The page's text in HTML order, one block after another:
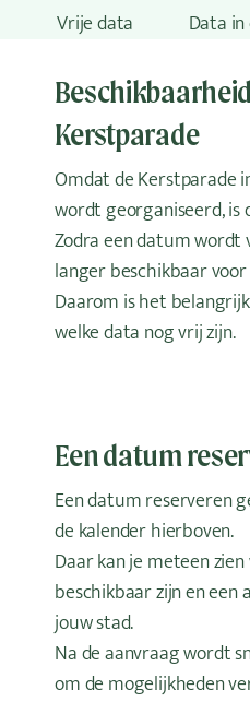
Vrije data Data
Kerstparade
Omdat de Kerstparade
wordt georganiseerd, is
Zodra een datum wordt
langer beschikbaar
Daarom is het
welke data nog vrij zijn.
Een datum
Een datum reserveren
de kalender hierboven.
Daar kan je meteen
beschikbaar zijn en een
jouw stad.
Na de aanvraag wordt
om de mogelijkheden